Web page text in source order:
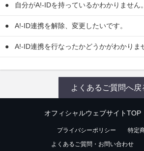
自分がA!-IDを持っているかわかりません。
A!-ID連携を解除、変更したいです。
A!-ID連携を行なったかどうかがわかりま
よくあるご質問へ戻
オフィシャルウェブサイトTOP
プライバシーポリシー
特定
よくあるご質問・お問い合わせ